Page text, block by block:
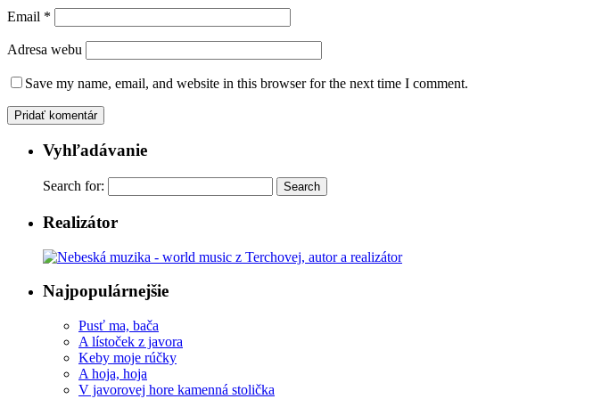
Email *
Adresa webu
Save my name, email, and website in this browser for the next time I comment.
Vyhľadávanie
Search for:
Realizátor
Najpopulárnejšie
Pusť ma, bača
A lístoček z javora
Keby moje rúčky
A hoja, hoja
V javorovej hore kamenná stolička